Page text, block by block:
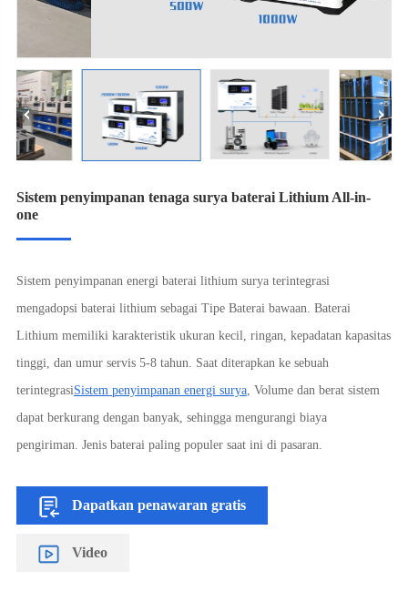
Sistem penyimpanan tenaga surya baterai Lithium All-in-
one
Sistem penyimpanan energi baterai lithium surya terintegrasi
mengadopsi baterai lithium sebagai Tipe Baterai bawaan. Baterai
Lithium memiliki karakteristik ukuran kecil, ringan, kepadatan kapasitas
tinggi, dan umur servis 5-8 tahun. Saat diterapkan ke sebuah
terintegrasiSistem penyimpanan energi surya, Volume dan berat sistem
dapat berkurang dengan banyak, sehingga mengurangi biaya
pengiriman. Jenis baterai paling populer saat ini di pasaran.
Dapatkan penawaran gratis
Video